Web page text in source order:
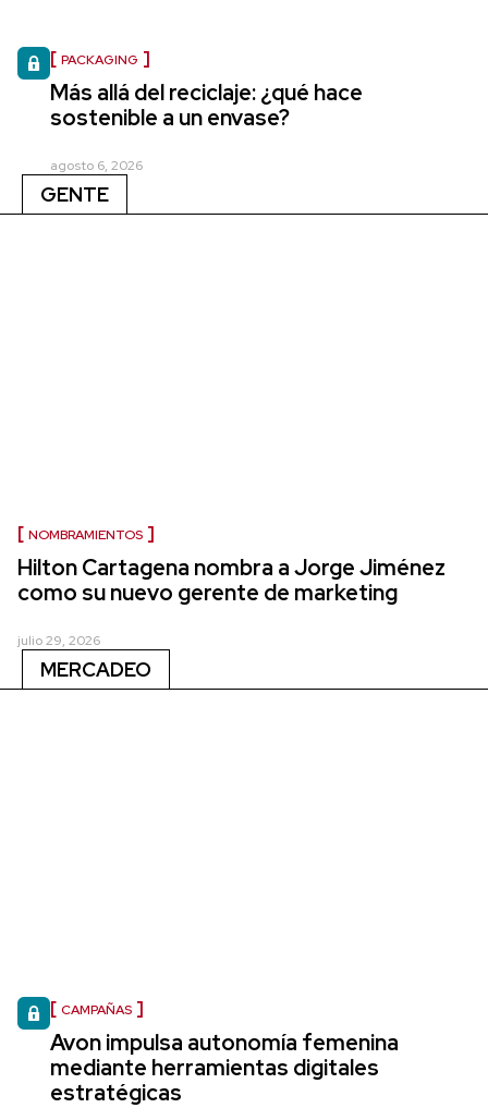
PACKAGING
Más allá del reciclaje: ¿qué hace
sostenible a un envase?
agosto 6, 2026
GENTE
NOMBRAMIENTOS
Hilton Cartagena nombra a Jorge Jiménez
como su nuevo gerente de marketing
julio 29, 2026
MERCADEO
CAMPAÑAS
Avon impulsa autonomía femenina
mediante herramientas digitales
estratégicas